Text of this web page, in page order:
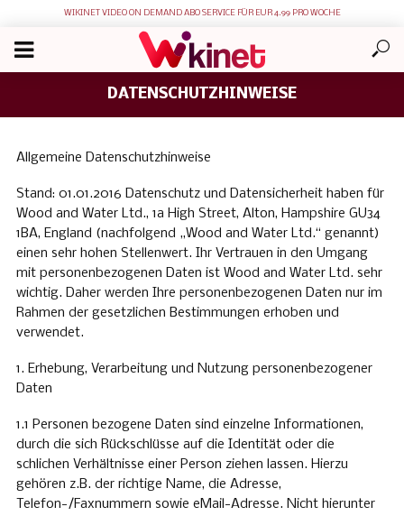
WIKINET VIDEO ON DEMAND ABO SERVICE FÜR EUR 4.99 PRO WOCHE
DATENSCHUTZHINWEISE
Allgemeine Datenschutzhinweise
Stand: 01.01.2016 Datenschutz und Datensicherheit haben für
Wood and Water Ltd., 1a High Street, Alton, Hampshire GU34
1BA, England (nachfolgend „Wood and Water Ltd.“ genannt)
einen sehr hohen Stellenwert. Ihr Vertrauen in den Umgang
mit personenbezogenen Daten ist Wood and Water Ltd. sehr
wichtig. Daher werden Ihre personenbezogenen Daten nur im
Rahmen der gesetzlichen Bestimmungen erhoben und
verwendet.
1. Erhebung, Verarbeitung und Nutzung personenbezogener
Daten
1.1 Personen bezogene Daten sind einzelne Informationen,
durch die sich Rückschlüsse auf die Identität oder die
schlichen Verhältnisse einer Person ziehen lassen. Hierzu
gehören z.B. der richtige Name, die Adresse,
Telefon-/Faxnummern sowie eMail-Adresse. Nicht hierunter